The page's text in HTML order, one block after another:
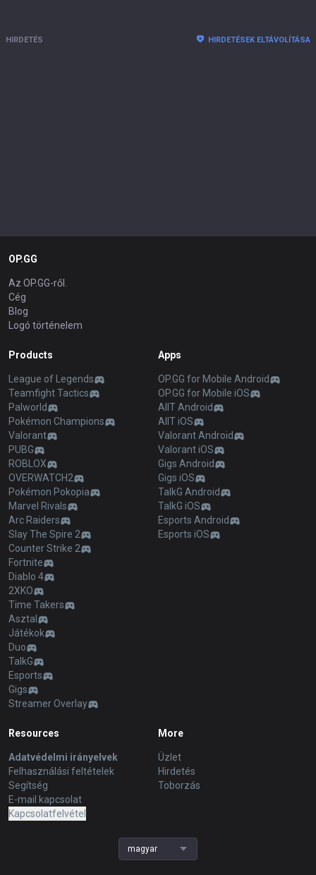
HIRDETÉS HIRDETÉSEK ELTÁVOLÍTÁSA
OP.GG
Az OP.GG-ről.
Cég
Blog
Logó történelem
Products
League of Legends
Teamfight Tactics
Palworld
Pokémon Champions
Valorant
PUBG
ROBLOX
OVERWATCH2
Pokémon Pokopia
Marvel Rivals
Arc Raiders
Slay The Spire 2
Counter Strike 2
Fortnite
Diablo 4
2XKO
Time Takers
Asztal
Játékok
Duo
TalkG
Esports
Gigs
Streamer Overlay
Apps
OP.GG for Mobile Android
OP.GG for Mobile iOS
AllT Android
AllT iOS
Valorant Android
Valorant iOS
Gigs Android
Gigs iOS
TalkG Android
TalkG iOS
Esports Android
Esports iOS
Resources
Adatvédelmi irányelvek
Felhasználási feltételek
Segítség
E-mail kapcsolat
Kapcsolatfelvétel
More
Üzlet
Hirdetés
Toborzás
magyar